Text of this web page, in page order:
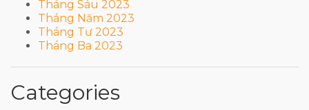
Tháng Sáu 2023
Tháng Năm 2023
Tháng Tư 2023
Tháng Ba 2023
Categories